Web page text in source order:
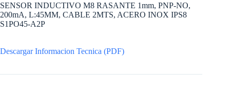
SENSOR INDUCTIVO M8 RASANTE 1mm, PNP-NO,
200mA, L:45MM, CABLE 2MTS, ACERO INOX IPS8
S1PO45-A2P
Descargar Informacion Tecnica (PDF)